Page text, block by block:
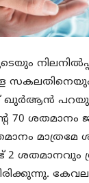
ഖുര്‍ആന്‍
70 ശതമാനം
മാത്രമേ
2 ശതമാനവും